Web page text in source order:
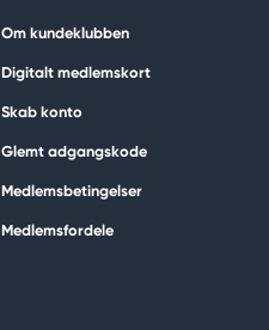
Om kundeklubben
Digitalt medlemskort
Skab konto
Glemt adgangskode
Medlemsbetingelser
Medlemsfordele